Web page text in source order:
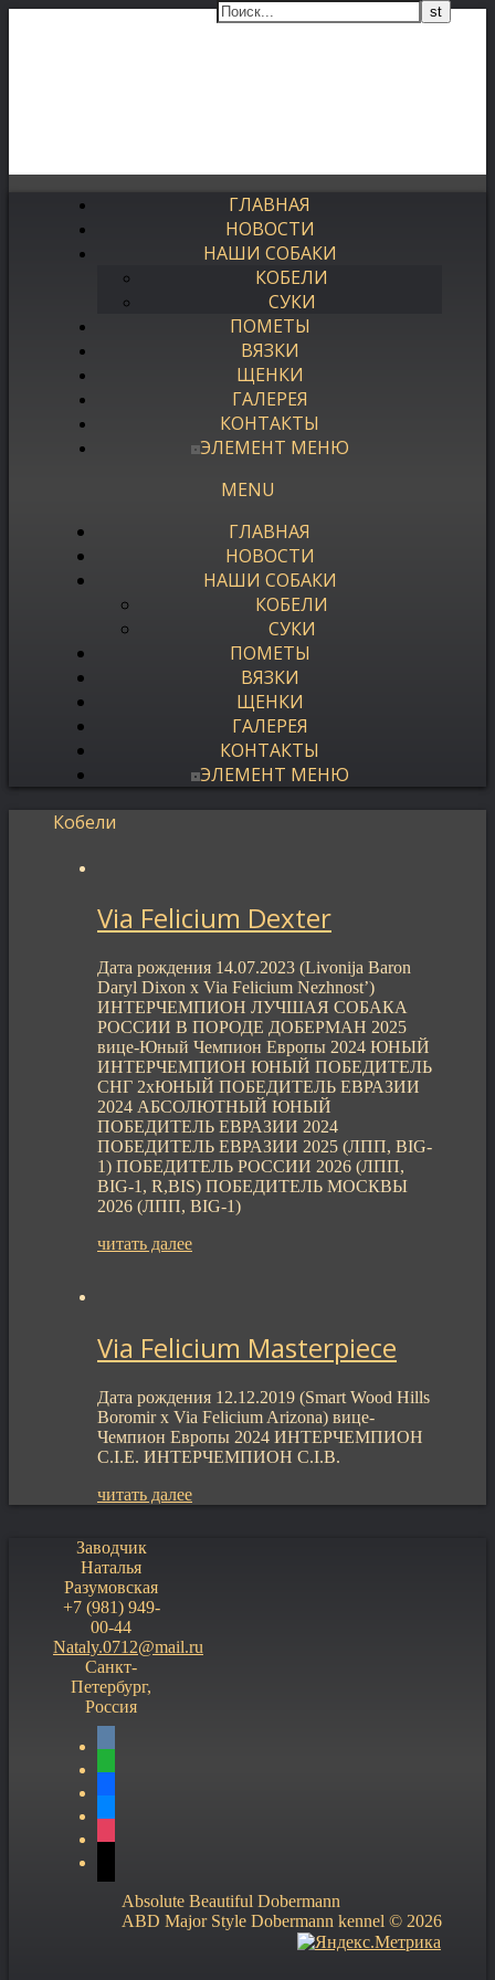
ГЛАВНАЯ
НОВОСТИ
НАШИ СОБАКИ
КОБЕЛИ
СУКИ
ПОМЕТЫ
ВЯЗКИ
ЩЕНКИ
ГАЛЕРЕЯ
КОНТАКТЫ
ЭЛЕМЕНТ МЕНЮ
MENU
ГЛАВНАЯ
НОВОСТИ
НАШИ СОБАКИ
КОБЕЛИ
СУКИ
ПОМЕТЫ
ВЯЗКИ
ЩЕНКИ
ГАЛЕРЕЯ
КОНТАКТЫ
ЭЛЕМЕНТ МЕНЮ
Кобели
Via Felicium Dexter
Дата рождения 14.07.2023 (Livonija Baron
Daryl Dixon x Via Felicium Nezhnost’)
ИНТЕРЧЕМПИОН ЛУЧШАЯ СОБАКА
РОССИИ В ПОРОДЕ ДОБЕРМАН 2025
вице-Юный Чемпион Европы 2024 ЮНЫЙ
ИНТЕРЧЕМПИОН ЮНЫЙ ПОБЕДИТЕЛЬ
СНГ 2xЮНЫЙ ПОБЕДИТЕЛЬ ЕВРАЗИИ
2024 АБСОЛЮТНЫЙ ЮНЫЙ
ПОБЕДИТЕЛЬ ЕВРАЗИИ 2024
ПОБЕДИТЕЛЬ ЕВРАЗИИ 2025 (ЛПП, BIG-
1) ПОБЕДИТЕЛЬ РОССИИ 2026 (ЛПП,
BIG-1, R,BIS) ПОБЕДИТЕЛЬ МОСКВЫ
2026 (ЛПП, BIG-1)
читать далее
Via Felicium Masterpiece
Дата рождения 12.12.2019 (Smart Wood Hills
Boromir x Via Felicium Arizona) вице-
Чемпион Европы 2024 ИНТЕРЧЕМПИОН
C.I.E. ИНТЕРЧЕМПИОН C.I.B.
читать далее
Заводчик
Наталья
Разумовская
+7 (981) 949-
00-44
Nataly.0712@mail.ru
Санкт-
Петербург,
Россия
Absolute Beautiful Dobermann
ABD Major Style Dobermann kennel © 2026